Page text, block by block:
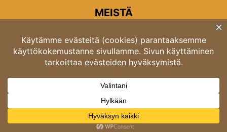
MEISTÄ
Rondon toimitus
Opastinsilta 6A 00520 Helsinki
Asiakaspalvelu: puh. 03 4246 5318
asiakaspalvelu@rondo.fi
Ota meihin yhteyttä:toimitus@rondo.fi
© Classicus Oy 2026 ver 2.4